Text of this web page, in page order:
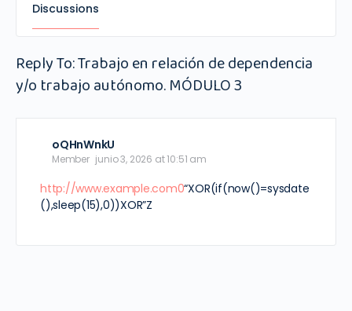
Discussions
Reply To: Trabajo en relación de dependencia
y/o trabajo autónomo. MÓDULO 3
oQHnWnkU
Member junio 3, 2026 at 10:51 am
http://www.example.com0“XOR(if(now()=sysdate
(),sleep(15),0))XOR”Z